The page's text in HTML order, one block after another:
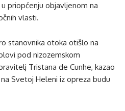
priopćenju objavljenom na
vlasti.
stanovnika otoka otišlo na
pod nizozemskom
Tristana de Cunhe, kazao
Svetoj Heleni iz opreza budu